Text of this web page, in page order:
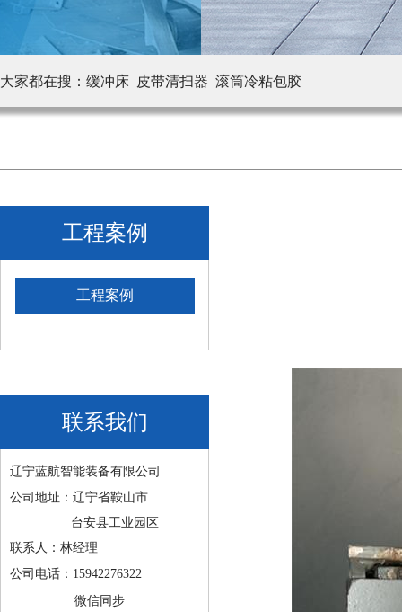
大家都在搜： 缓冲床 皮带清扫器 滚筒冷粘包胶
工程案例
工程案例
联系我们
辽宁蓝航智能装备有限公司
公司地址：辽宁省鞍山市
台安县工业园区
联系人：林经理
公司电话：15942276322
微信同步